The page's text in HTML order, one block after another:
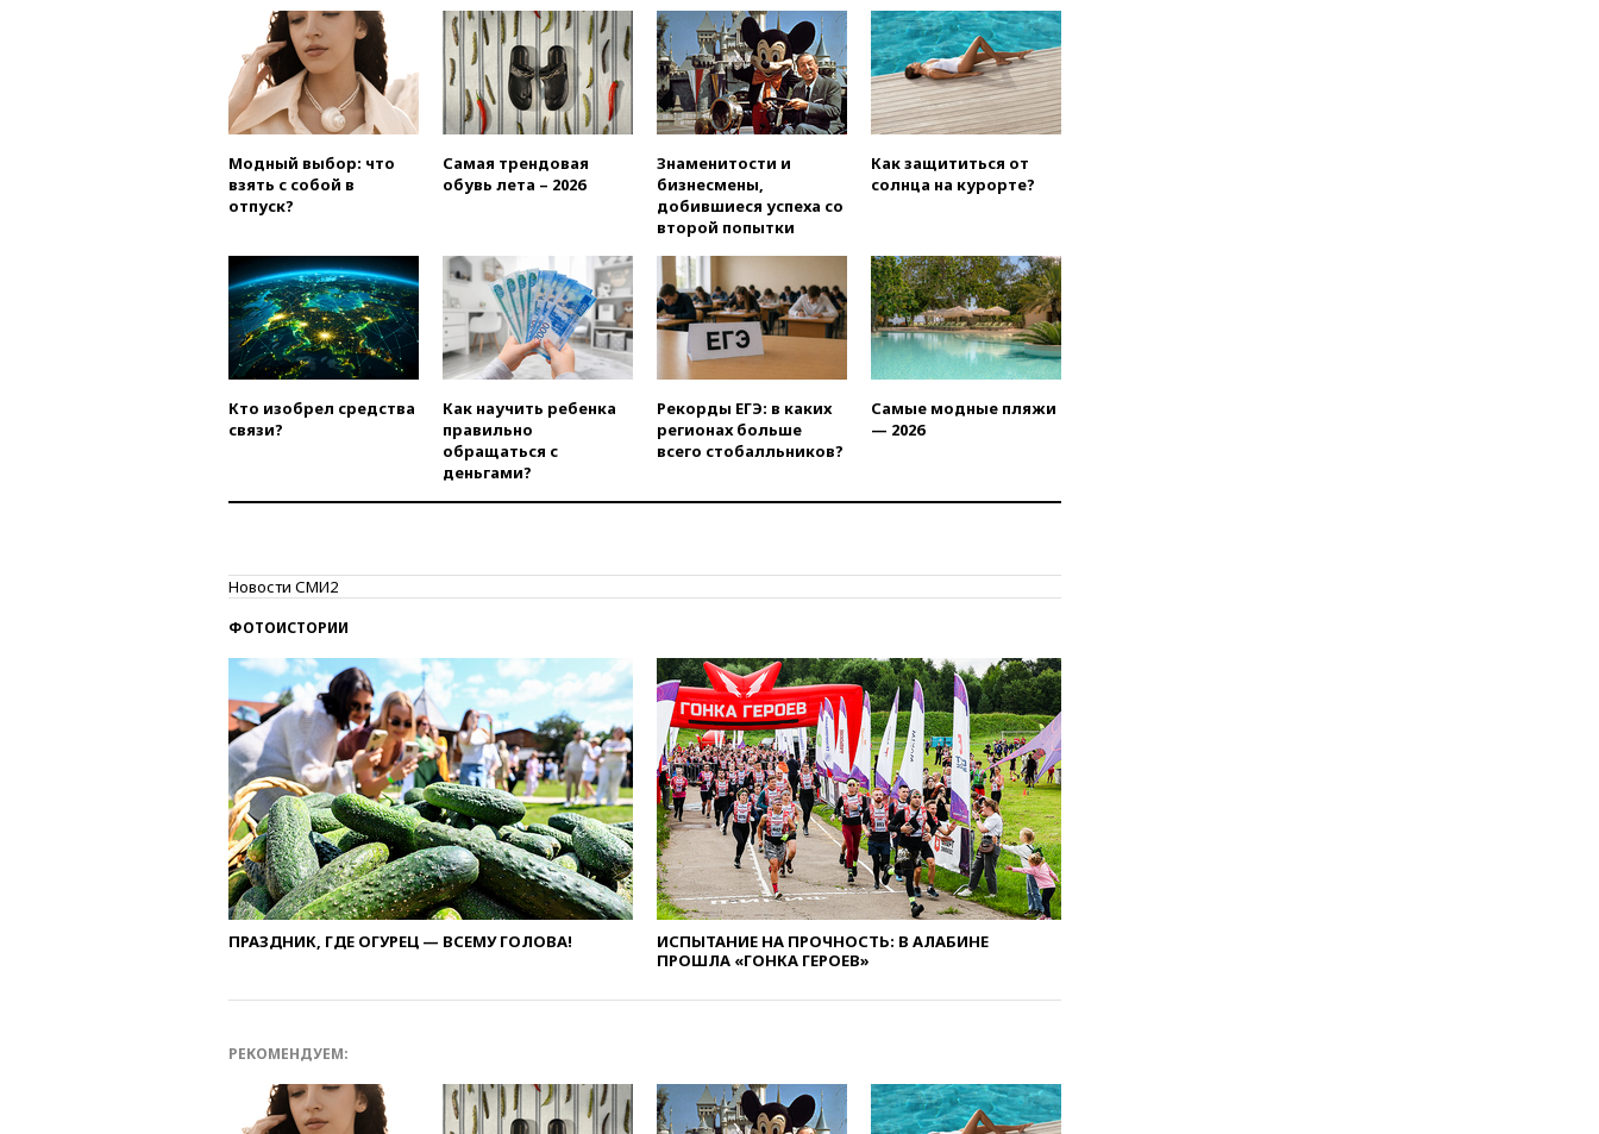
РФ американский Human
Rights Foundation
вчера, 21:35«Аэрофлот»
отменяет часть рейсов в Сочи
и Геленджик
выиграл золото чемпионата
Европы в прыжках с 10-
метровой вышки
вчера, 21:10РФ не получала
обращений о прекращении
концессии строительства ж/д
в Армении
вчера, 21:00В России вновь
обсуждают эксперимент по
вчера, 20:45Матвиенко:
россиянам могут
Армению
беспилотник над Россией
олимпиады для поступления в
вузы
вчера, 20:15Минтранс
предложил оплачивать
защиту дорог от БПЛА из
средств на ремонт
вчера, 20:00Зеленский 8
августа посетит Сербию с
официальным визитом
вчера, 19:58В Госдуму будет
внесен законопроект об
отмене ЕГЭ
Ярославля приостановили
республиканцев поддержать
Вэнса на выборах 2028 года
Модный выбор: что
взять с собой в
отпуск?
Самая трендовая
обувь лета – 2026
Знаменитости и
бизнесмены,
добившиеся успеха со
второй попытки
Как защититься от
солнца на курорте?
Кто изобрел средства
связи?
Как научить ребенка
правильно
обращаться с
деньгами?
Рекорды ЕГЭ: в каких
регионах больше
всего стобалльников?
Самые модные пляжи
— 2026
Новости СМИ2
ФОТОИСТОРИИ
ПРАЗДНИК, ГДЕ ОГУРЕЦ — ВСЕМУ ГОЛОВА!
ИСПЫТАНИЕ НА ПРОЧНОСТЬ: В АЛАБИНЕ
ПРОШЛА «ГОНКА ГЕРОЕВ»
РЕКОМЕНДУЕМ: